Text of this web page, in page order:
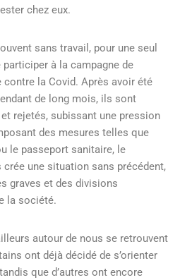
chez eux.
sans travail, pour une seul
à la campagne de
la Covid. Après avoir été
de long mois, ils sont
et rejetés, subissant une pression
des mesures telles que
le passeport sanitaire, le
une situation sans précédent,
graves et des divisions
la société.
autour de nous se retrouvent
ont déjà décidé de s’orienter
que d’autres ont encore